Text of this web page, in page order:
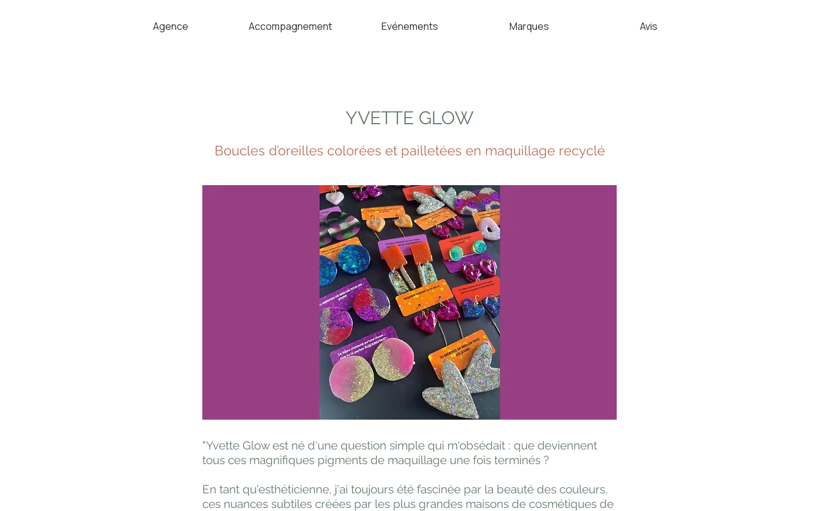
Agence Accompagnement Evénements Marques Avis
YVETTE GLOW
Boucles d’oreilles colorées et pailletées en maquillage recyclé
"Yvette Glow est né d'une question simple qui m'obsédait : que deviennent
tous ces magnifiques pigments de maquillage une fois terminés ?
En tant qu'esthéticienne, j'ai toujours été fascinée par la beauté des couleurs,
ces nuances subtiles créées par les plus grandes maisons de cosmétiques de